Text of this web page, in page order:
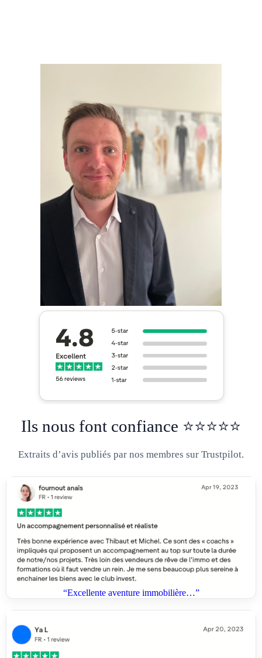
Ils nous font confiance ⭐⭐⭐⭐⭐
Extraits d’avis publiés par nos membres sur Trustpilot.
“Excellente aventure immobilière…”